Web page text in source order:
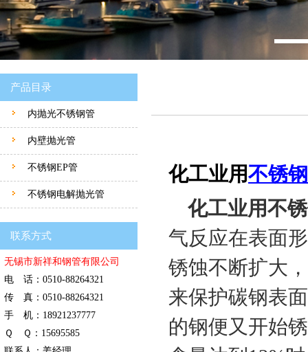
产品目录
内抛光不锈钢管
内壁抛光管
不锈钢EP管
不锈钢电解抛光管
联系方式
无锡市新祥和钢管有限公司
电 话：0510-88264321
传 真：0510-88264321
手 机：18921237777
Ｑ Ｑ：15695585
化工业用不锈
化工业用不
气反应在表面
锈蚀不断扩大
来保护碳钢表
的钢便又开始